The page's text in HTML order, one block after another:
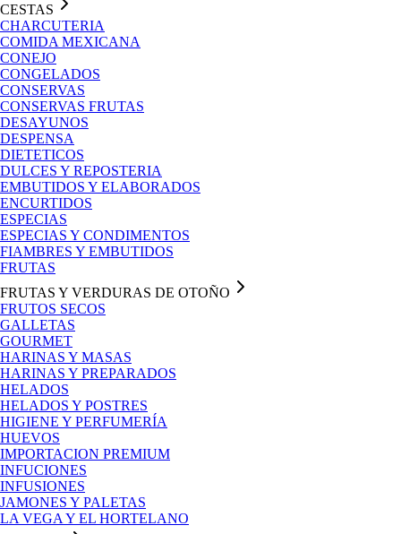
CESTAS
CHARCUTERIA
COMIDA MEXICANA
CONEJO
CONGELADOS
CONSERVAS
CONSERVAS FRUTAS
DESAYUNOS
DESPENSA
DIETETICOS
DULCES Y REPOSTERIA
EMBUTIDOS Y ELABORADOS
ENCURTIDOS
ESPECIAS
ESPECIAS Y CONDIMENTOS
FIAMBRES Y EMBUTIDOS
FRUTAS
FRUTAS Y VERDURAS DE OTOÑO
FRUTOS SECOS
GALLETAS
GOURMET
HARINAS Y MASAS
HARINAS Y PREPARADOS
HELADOS
HELADOS Y POSTRES
HIGIENE Y PERFUMERÍA
HUEVOS
IMPORTACION PREMIUM
INFUCIONES
INFUSIONES
JAMONES Y PALETAS
LA VEGA Y EL HORTELANO